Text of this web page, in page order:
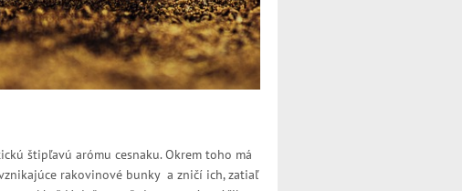
štipľavú arómu cesnaku. Okrem toho má
rakovinové bunky a zničí ich, zatiaľ